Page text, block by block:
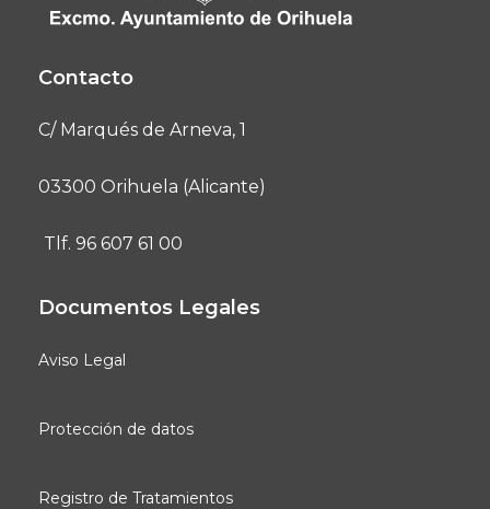
Contacto
C/ Marqués de Arneva, 1
03300 Orihuela (Alicante)
Tlf. 96 607 61 00
Documentos Legales
Aviso Legal
Protección de datos
Registro de Tratamientos